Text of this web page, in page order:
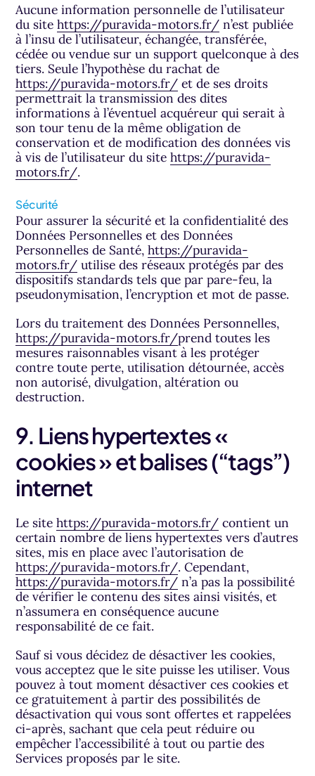
Aucune information personnelle de l’utilisateur
du sitehttps://puravida-motors.fr/ n’est publiée
à l’insu de l’utilisateur, échangée, transférée,
cédée ou vendue sur un support quelconque à des
tiers. Seule l’hypothèse du rachat de
https://puravida-motors.fr/ et de ses droits
permettrait la transmission des dites
informations à l’éventuel acquéreur qui serait à
son tour tenu de la même obligation de
conservation et de modification des données vis
à vis de l’utilisateur du sitehttps://puravida-
motors.fr/.
Sécurité
Pour assurer la sécurité et la confidentialité des
Données Personnelles et des Données
Personnelles de Santé,https://puravida-
motors.fr/ utilise des réseaux protégés par des
dispositifs standards tels que par pare-feu, la
pseudonymisation, l’encryption et mot de passe.
Lors du traitement des Données Personnelles,
https://puravida-motors.fr/prend toutes les
mesures raisonnables visant à les protéger
contre toute perte, utilisation détournée, accès
non autorisé, divulgation, altération ou
destruction.
9. Liens hypertextes «
cookies » et balises (“tags”)
internet
Le sitehttps://puravida-motors.fr/ contient un
certain nombre de liens hypertextes vers d’autres
sites, mis en place avec l’autorisation de
https://puravida-motors.fr/. Cependant,
https://puravida-motors.fr/ n’a pas la possibilité
de vérifier le contenu des sites ainsi visités, et
n’assumera en conséquence aucune
responsabilité de ce fait.
Sauf si vous décidez de désactiver les cookies,
vous acceptez que le site puisse les utiliser. Vous
pouvez à tout moment désactiver ces cookies et
ce gratuitement à partir des possibilités de
désactivation qui vous sont offertes et rappelées
ci-après, sachant que cela peut réduire ou
empêcher l’accessibilité à tout ou partie des
Services proposés par le site.